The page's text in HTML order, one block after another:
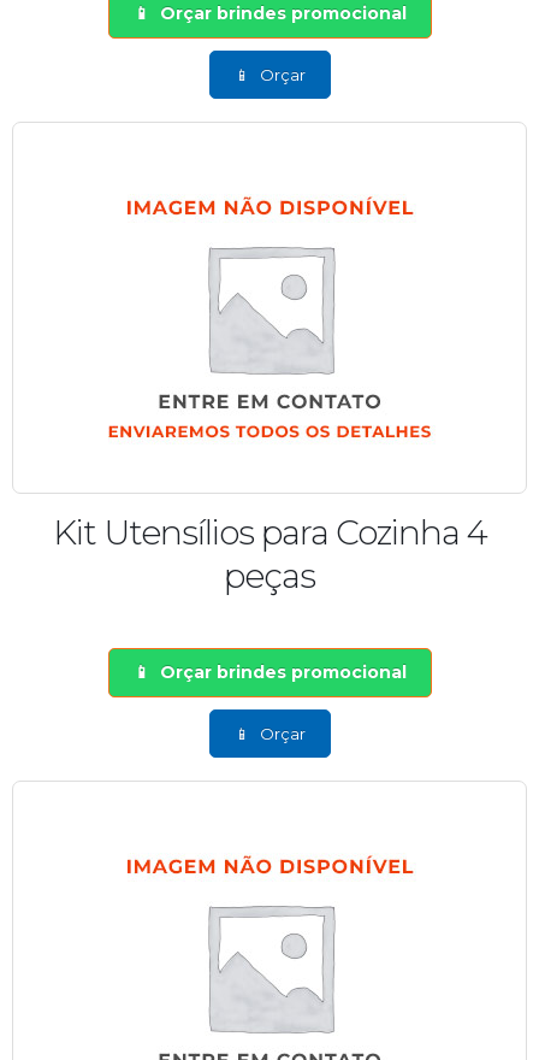
Orçar brindes promocional
Orçar
Kit Utensílios para Cozinha 4
peças
Orçar brindes promocional
Orçar